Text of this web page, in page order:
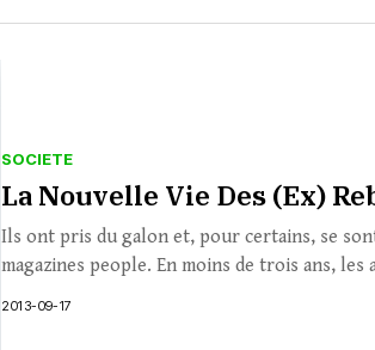
SOCIETE
La Nouvelle Vie Des (Ex)
Ils ont pris du galon et, pour certains, se
magazines people. En moins de trois ans, les
2013-09-17